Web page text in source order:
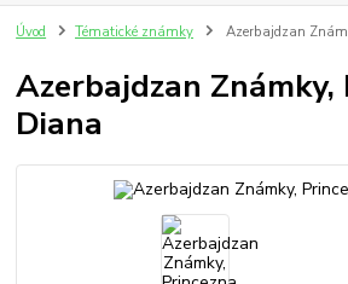
Úvod Tématické známky Azerbajdzan
Azerbajdzan Známky,
Diana